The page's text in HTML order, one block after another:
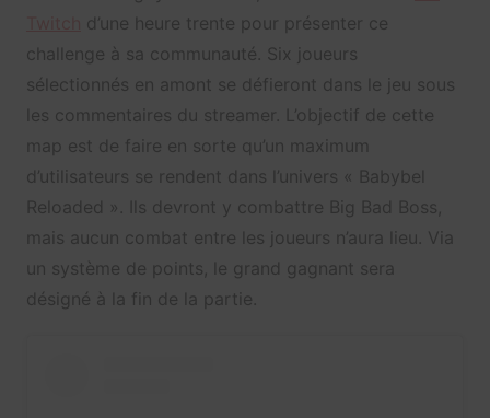
d’une heure trente pour présenter ce
challenge à sa communauté. Six joueurs
sélectionnés en amont se défieront dans le jeu sous
les commentaires du streamer. L’objectif de cette
map est de faire en sorte qu’un maximum
d’utilisateurs se rendent dans l’univers « Babybel
Reloaded ». Ils devront y combattre Big Bad Boss,
mais aucun combat entre les joueurs n’aura lieu. Via
un système de points, le grand gagnant sera
désigné à la fin de la partie.